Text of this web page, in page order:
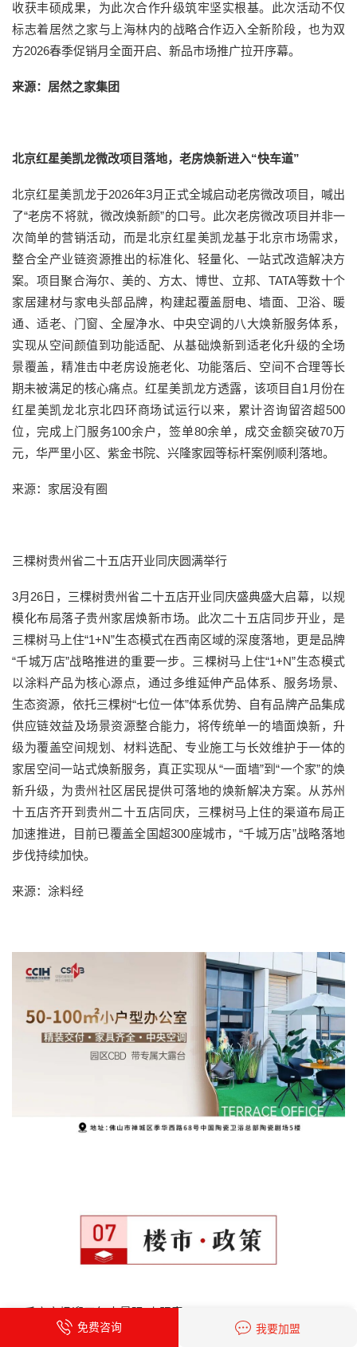
收获丰硕成果，为此次合作升级筑牢坚实根基。此次活动不仅
标志着居然之家与上海林内的战略合作迈入全新阶段，也为双
方2026春季促销月全面开启、新品市场推广拉开序幕。
来源：居然之家集团
北京红星美凯龙微改项目落地，老房焕新进入“快车道”
北京红星美凯龙于2026年3月正式全城启动老房微改项目，喊出
了“老房不将就，微改焕新颜”的口号。此次老房微改项目并非一
次简单的营销活动，而是北京红星美凯龙基于北京市场需求，
整合全产业链资源推出的标准化、轻量化、一站式改造解决方
案。项目聚合海尔、美的、方太、博世、立邦、TATA等数十个
家居建材与家电头部品牌，构建起覆盖厨电、墙面、卫浴、暖
通、适老、门窗、全屋净水、中央空调的八大焕新服务体系，
实现从空间颜值到功能适配、从基础焕新到适老化升级的全场
景覆盖，精准击中老房设施老化、功能落后、空间不合理等长
期未被满足的核心痛点。红星美凯龙方透露，该项目自1月份在
红星美凯龙北京北四环商场试运行以来，累计咨询留咨超500
位，完成上门服务100余户，签单80余单，成交金额突破70万
元，华严里小区、紫金书院、兴隆家园等标杆案例顺利落地。
来源：家居没有圈
三棵树贵州省二十五店开业同庆圆满举行
3月26日，三棵树贵州省二十五店开业同庆盛典盛大启幕，以规
模化布局落子贵州家居焕新市场。此次二十五店同步开业，是
三棵树马上住“1+N”生态模式在西南区域的深度落地，更是品牌
“千城万店”战略推进的重要一步。三棵树马上住“1+N”生态模式
以涂料产品为核心源点，通过多维延伸产品体系、服务场景、
生态资源，依托三棵树“七位一体”体系优势、自有品牌产品集成
供应链效益及场景资源整合能力，将传统单一的墙面焕新，升
级为覆盖空间规划、材料选配、专业施工与长效维护于一体的
家居空间一站式焕新服务，真正实现从“一面墙”到“一个家”的焕
新升级，为贵州社区居民提供可落地的焕新解决方案。从苏州
十五店齐开到贵州二十五店同庆，三棵树马上住的渠道布局正
加速推进，目前已覆盖全国超300座城市，“千城万店”战略落地
步伐持续加快。
来源：涂料经
二手房市场迎三年来最强“小阳春”
免费咨询 我要加盟